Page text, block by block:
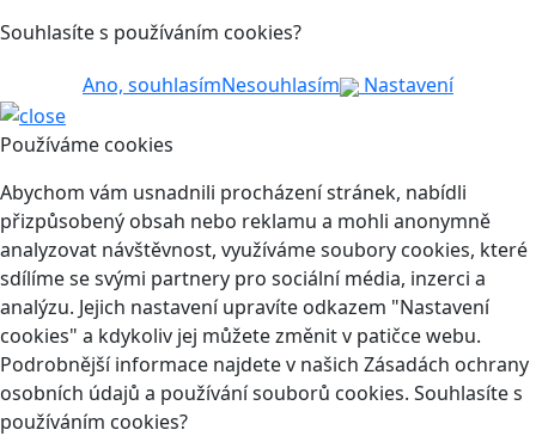
Souhlasíte s používáním cookies?
Ano, souhlasímNesouhlasím Nastavení
Používáme cookies
Abychom vám usnadnili procházení stránek, nabídli
přizpůsobený obsah nebo reklamu a mohli anonymně
analyzovat návštěvnost, využíváme soubory cookies, které
sdílíme se svými partnery pro sociální média, inzerci a
analýzu. Jejich nastavení upravíte odkazem "Nastavení
cookies" a kdykoliv jej můžete změnit v patičce webu.
Podrobnější informace najdete v našich Zásadách ochrany
osobních údajů a používání souborů cookies. Souhlasíte s
používáním cookies?